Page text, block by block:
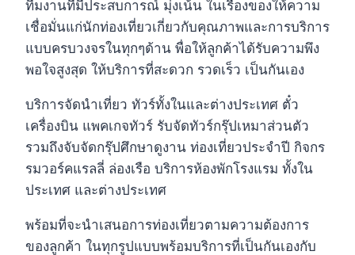
ทีมงานที่มีประสบการณ์ มุ่งเน้น ในเรื่องของให้ความ
เชื่อมั่นแก่นักท่องเที่ยวเกี่ยวกับคุณภาพและการบริการ
แบบครบวงจรในทุกๆด้าน พื่อให้ลูกค้าได้รับความพึง
พอใจสูงสุด ให้บริการที่สะดวก รวดเร็ว เป็นกันเอง
บริการจัดนำเที่ยว ทัวร์ทั้งในและต่างประเทศ ตั๋ว
เครื่องบิน แพคเกจทัวร์ รับจัดทัวร์กรุ๊ปเหมาส่วนตัว
รวมถึงจับจัดกรุ๊ปศึกษาดูงาน ท่องเที่ยวประจำปี กิจกร
รมวอร์คแรลลี่ ล่องเรือ บริการห้องพักโรงแรม ทั้งใน
ประเทศ และต่างประเทศ
พร้อมที่จะนำเสนอการท่องเที่ยวตามความต้องการ
ของลูกค้า ในทุกรูปแบบพร้อมบริการที่เป็นกันเองกับ